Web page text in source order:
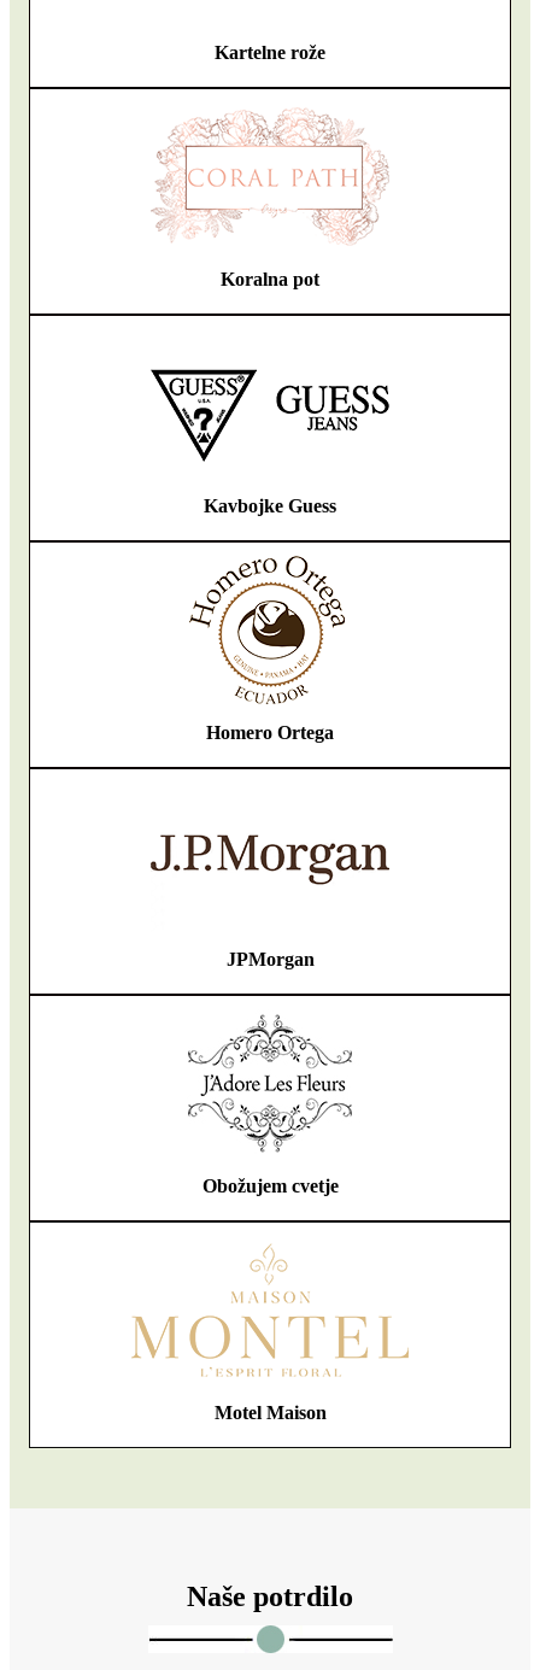
Kartelne rože
Koralna pot
Kavbojke Guess
Homero Ortega
JPMorgan
Obožujem cvetje
Motel Maison
Naše potrdilo